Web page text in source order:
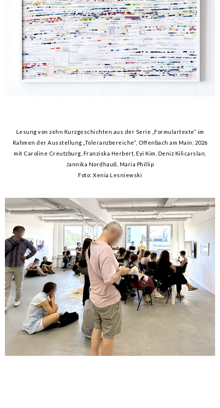
Lesung von zehn Kurzgeschichten aus der Serie „Formulartexte“ im
Rahmen der Ausstellung „Toleranzbereiche“, Offenbach am Main, 2026
mit Caroline Creutzburg, Franziska Herbert, Eyi Kim, Deniz Kilicarslan,
Jannika Nordhauß, Maria Phillip
Foto: Xenia Lesniewski